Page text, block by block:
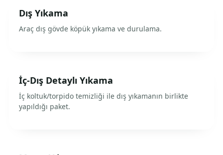
Dış Yıkama
Araç dış gövde köpük yıkama ve durulama.
İç-Dış Detaylı Yıkama
İç koltuk/torpido temizliği ile dış yıkamanın birlikte
yapıldığı paket.